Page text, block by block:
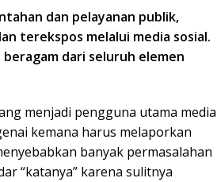
dan pelayanan publik,
terekspos melalui media sosial.
dari seluruh elemen
menjadi pengguna utama media
kemana harus melaporkan
banyak permasalahan
“katanya” karena sulitnya